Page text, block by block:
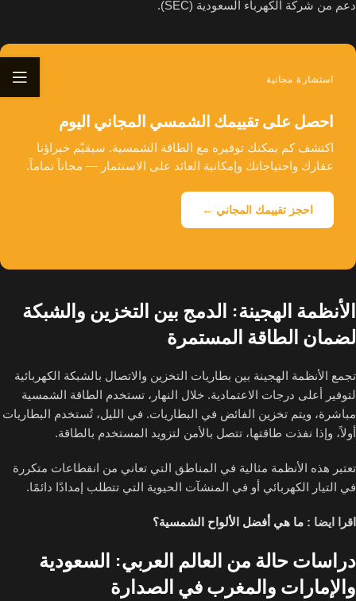
دعم من شركة الكهرباء السعودية (SEC).
استشارة مجانية
احصل على تقييمك الشمسي المجاني اليوم
اكتشف كم يمكنك توفيره مع الطاقة الشمسية. سيقيّم خبراؤنا
عقارك واحتياجاتك وإمكانية العائد على الاستثمار — مجاناً تماماً.
احجز تقييمك المجاني ←
الأنظمة الهجينة: الدمج بين التخزين والشبكة
لضمان الطاقة المستمرة
تجمع الأنظمة الهجينة بين بطاريات التخزين والاتصال بالشبكة الكهربائية
لتوفير أعلى درجات الاعتمادية. خلال النهار، تستخدم الطاقة الشمسية
مباشرة، ويتم تخزين الفائض في البطاريات. في الليل، تُستخدم البطاريات
أولاً، وإذا نفذت طاقتها، تتصل بالأمن لتزويد المستخدم بالطاقة.
تعتبر هذه الأنظمة مثالية في المناطق التي تعاني من انقطاعات متكررة
في التيار الكهربائي أو في المنشآت الحيوية التي تتطلب إمدادًا دائمًا.
اقرا ايضا : ما هي أفضل الألواح الشمسية؟
دراسات حالة من العالم العربي: السعودية
والإمارات والمغرب في الصدارة